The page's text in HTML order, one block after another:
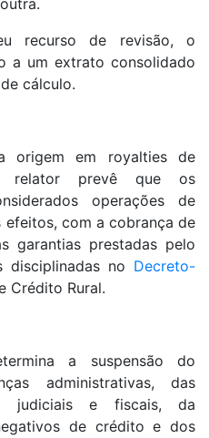
recurso de revisão, o
a um extrato consolidado
cálculo.
origem em royalties de
prevê que os
operações de
com a cobrança de
garantias prestadas pelo
disciplinadas no Decreto-
Crédito Rural.
a suspensão do
administrativas, das
judiciais e fiscais, da
de crédito e dos